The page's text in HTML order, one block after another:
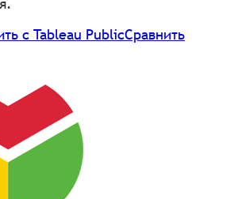
с Tableau PublicСравнить